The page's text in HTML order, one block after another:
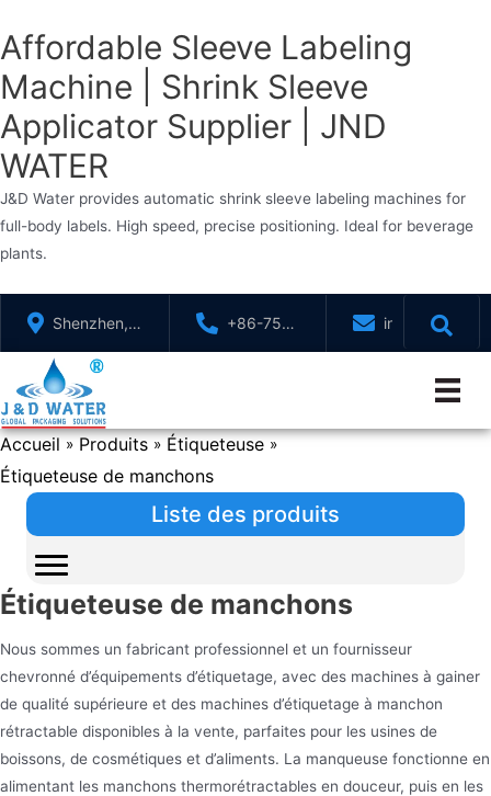
Affordable Sleeve Labeling
Machine | Shrink Sleeve
Applicator Supplier | JND
WATER
J&D Water provides automatic shrink sleeve labeling machines for
full-body labels. High speed, precise positioning. Ideal for beverage
plants.
contenu
Shenzhen,
GuangDong,
Chine
+86-755-
88321071
Accueil » Produits » Étiqueteuse »
Étiqueteuse de manchons
Liste des produits
Étiqueteuse de manchons
Nous sommes un fabricant professionnel et un fournisseur
chevronné d’équipements d’étiquetage, avec des machines à gainer
de qualité supérieure et des machines d’étiquetage à manchon
rétractable disponibles à la vente, parfaites pour les usines de
boissons, de cosmétiques et d’aliments. La manqueuse fonctionne en
alimentant les manchons thermorétractables en douceur, puis en les